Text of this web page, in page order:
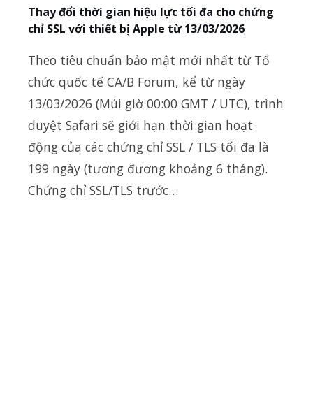
Thay đổi thời gian hiệu lực tối đa cho chứng
chỉ SSL với thiết bị Apple từ 13/03/2026
Theo tiêu chuẩn bảo mật mới nhất từ Tổ
chức quốc tế CA/B Forum, kể từ ngày
13/03/2026 (Múi giờ 00:00 GMT / UTC), trình
duyệt Safari sẽ giới hạn thời gian hoạt
động của các chứng chỉ SSL / TLS tối đa là
199 ngày (tương đương khoảng 6 tháng).
Chứng chỉ SSL/TLS trước…